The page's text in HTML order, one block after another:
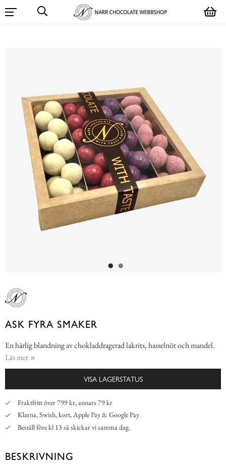
ASK FYRA SMAKER
En härlig blandning av chokladdragerad lakrits, hasselnöt och mandel.
Läs mer
VISA LAGERSTATUS
Fraktfritt över 799 kr, annars 79 kr
Klarna, Swish, kort, Apple Pay & Google Pay
Beställ före kl 13 så skickar vi samma dag.
BESKRIVNING